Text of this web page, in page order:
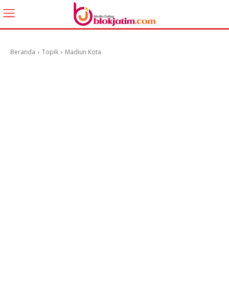
Beranda Topik Madiun Kota